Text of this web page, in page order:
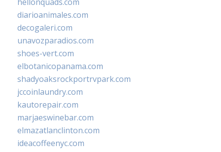
diarioanimales.com
decogaleri.com
unavozparadios.com
shoes-vert.com
elbotanicopanama.com
shadyoaksrockportrvpark.com
jccoinlaundry.com
kautorepair.com
marjaeswinebar.com
elmazatlanclinton.com
ideacoffeenyc.com